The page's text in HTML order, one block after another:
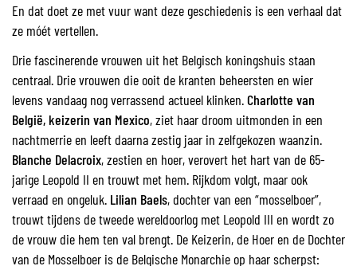
En dat doet ze met vuur want deze geschiedenis is een verhaal dat
ze móét vertellen.
Drie fascinerende vrouwen uit het Belgisch koningshuis staan
centraal. Drie vrouwen die ooit de kranten beheersten en wier
levens vandaag nog verrassend actueel klinken.Charlotte van
België, keizerin van Mexico, ziet haar droom uitmonden in een
nachtmerrie en leeft daarna zestig jaar in zelfgekozen waanzin.
Blanche Delacroix, zestien en hoer, verovert het hart van de 65-
jarige Leopold II en trouwt met hem. Rijkdom volgt, maar ook
verraad en ongeluk. Lilian Baels, dochter van een “mosselboer”,
trouwt tijdens de tweede wereldoorlog met Leopold III en wordt zo
de vrouw die hem ten val brengt. De Keizerin, de Hoer en de Dochter
van de Mosselboer is de Belgische Monarchie op haar scherpst: